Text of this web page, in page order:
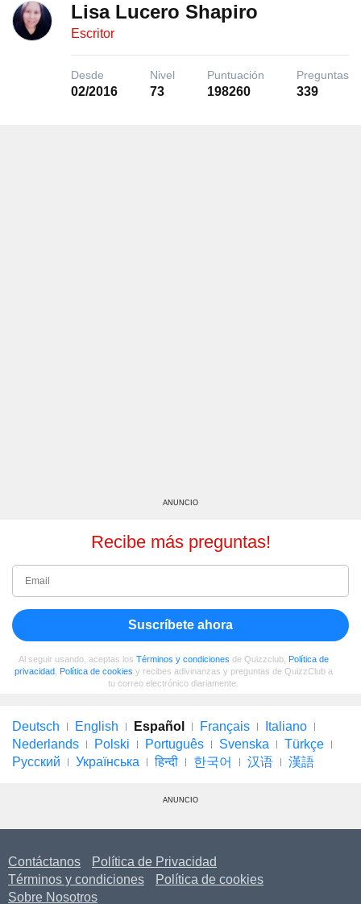
Lisa Lucero Shapiro
Escritor
Desde
02/2016
Nivel
73
Puntuación
198260
Preguntas
339
ANUNCIO
Recibe más preguntas!
Suscríbete ahora
Al seguir usando, aceptas los Términos y condiciones de Quizzclub, Política de
privacidad, Política de cookies y recibes adivinanzas y preguntas de QuizzClub a
tu correo electrónico diariamente.
Deutsch English Español Français
Italiano
Nederlands
Polski Português Svenska
Türkçe
Русский
Українська हिन्दी 한국어 汉语 漢語
ANUNCIO
Contáctanos
Política de Privacidad
Términos y condiciones
Política de cookies
Sobre Nosotros